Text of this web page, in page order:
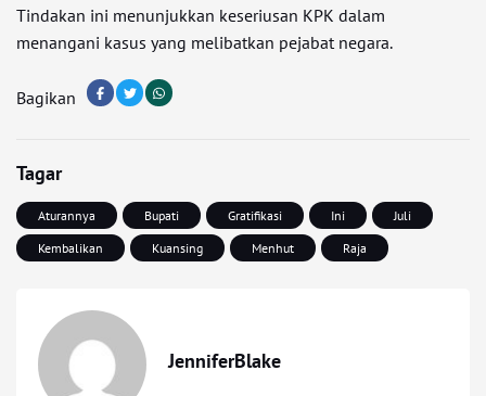
Tindakan ini menunjukkan keseriusan KPK dalam
menangani kasus yang melibatkan pejabat negara.
Bagikan
Tagar
Aturannya Bupati Gratifikasi Ini
Juli
Kembalikan
Kuansing Menhut Raja
JenniferBlake